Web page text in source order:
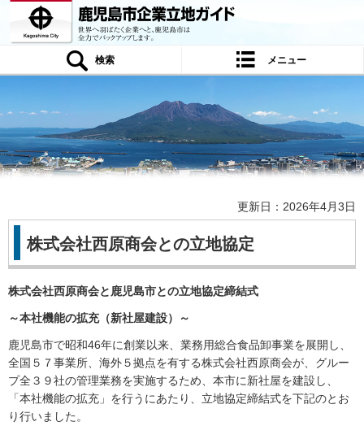
鹿児島市企業立地ガイド 世界へ羽ばたく
企業へと、鹿児島市は全力でバックアップ
します。
検索 メニュー
更新日：2026年4月3日
株式会社西原商会との立地協定
株式会社西原商会と鹿児島市との立地協定締結式
～本社機能の拡充（新社屋建設）～
鹿児島市で昭和46年に創業以来、業務用総合食品卸事業を展開し、
全国５７事業所、海外５拠点を有する株式会社西原商会が、グルー
プ全３９社の管理業務を実施するため、本市に新社屋を建設し、
「本社機能の拡充」を行うにあたり、立地協定締結式を下記のとお
り行いました。